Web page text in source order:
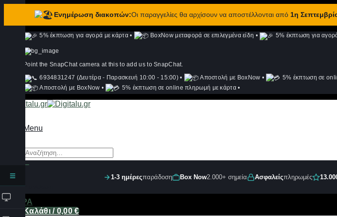
Ενημέρωση διακοπών:Οι παραγγελίες θα αρχίσουν να αποστέλλονται από 1η
περιεχόμενο
5% έκπτωση για αγορά με κάρτα • BoxNow μεταφορά σε επιλεγμένα είδη • 5% έκπτωση για
Point the SnapChat camera at this to add us to SnapChat.
6934831247 (Δευτέρα - Παρασκευή 10:00 - 15:00) • Αποστολή με BoxNow • 5% έκπτωση σε
Αποστολή με BoxNow • 5% έκπτωση σε online πληρωμή με κάρτα •
Menu
Αναζήτηση
για:
Σύνδεση
Καλάθι / 0,00€
1-3 ημέρεςπαράδοση Box Now2.000+ σημεία Ασφαλείςπληρωμές
ΦΙΛΤΡΑ